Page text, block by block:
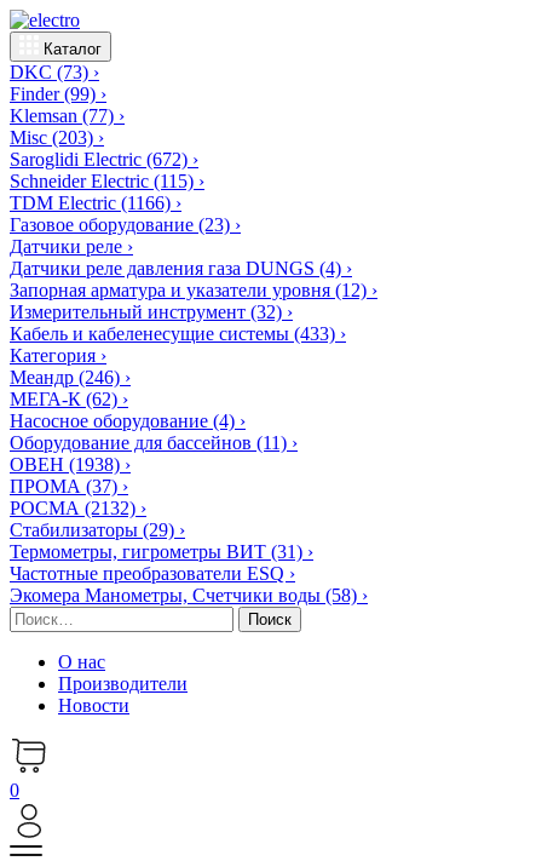
Каталог
DKC (73) ›
Finder(99) ›
Klemsan (77) ›
Misc (203) ›
Saroglidi Electric (672) ›
Schneider Electric (115) ›
TDM Electric (1166) ›
Газовое оборудование (23) ›
Датчики реле ›
Датчики реле давления газа DUNGS (4) ›
Запорная арматура и указатели уровня (12) ›
Измерительный инструмент (32) ›
Кабель и кабеленесущие системы (433) ›
Категория ›
Меандр (246) ›
МЕГА-К (62) ›
Насосное оборудование (4) ›
Оборудование для бассейнов (11) ›
ОВЕН (1938) ›
ПРОМА (37) ›
РОСМА (2132) ›
Стабилизаторы (29) ›
Термометры, гигрометры ВИТ (31) ›
Частотные преобразователи ESQ ›
Экомера Манометры, Счетчики воды (58) ›
Найти:
О нас
Производители
Новости
0